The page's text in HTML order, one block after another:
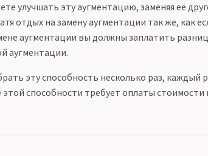
улучшать эту аугментацию, заменяя её
отдых на замену аугментации так же, как
аугментации вы должны заплатить
аугментации.
эту способность несколько раз, каждый
этой способности требует оплаты стоимости